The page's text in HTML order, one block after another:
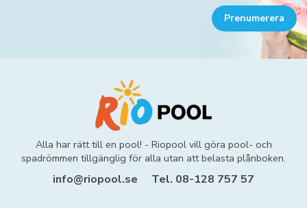
Prenumerera
Alla har rätt till en pool! - Riopool vill göra pool- och
spadrömmen tillgänglig för alla utan att belasta plånboken.
info@riopool.se Tel. 08-128 757 57